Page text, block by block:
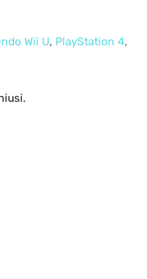
Wii U, PlayStation 4,